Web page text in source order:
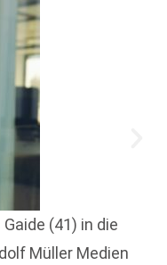
(41) in die
Müller Medien